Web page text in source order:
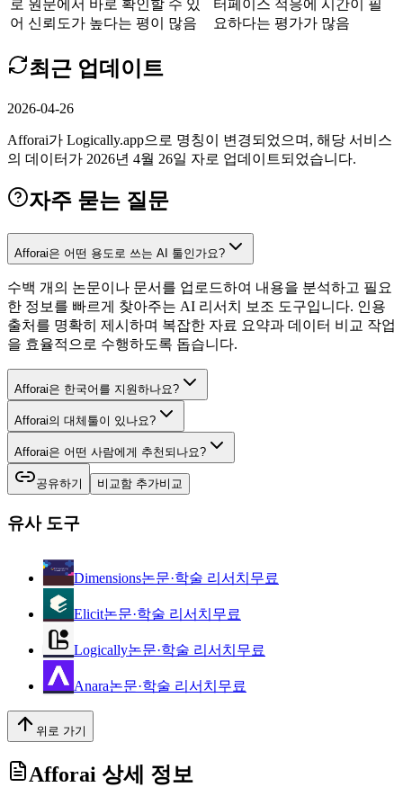
로 원문에서 바로 확인할 수 있
어 신뢰도가 높다는 평이 많음
터페이스 적응에 시간이 필
요하다는 평가가 많음
최근 업데이트
2026-04-26
Afforai가 Logically.app으로 명칭이 변경되었으며, 해당 서비스
의 데이터가 2026년 4월 26일 자로 업데이트되었습니다.
자주 묻는 질문
Afforai은 어떤 용도로 쓰는 AI 툴인가요?
수백 개의 논문이나 문서를 업로드하여 내용을 분석하고 필요
한 정보를 빠르게 찾아주는 AI 리서치 보조 도구입니다. 인용
출처를 명확히 제시하며 복잡한 자료 요약과 데이터 비교 작업
을 효율적으로 수행하도록 돕습니다.
Afforai은 한국어를 지원하나요?
Afforai의 대체툴이 있나요?
Afforai은 어떤 사람에게 추천되나요?
공유하기 비교함 추가비교
유사 도구
Dimensions논문·학술 리서치 무료
Elicit논문·학술 리서치 무료
Logically논문·학술 리서치 무료
Anara논문·학술 리서치 무료
위로 가기
Afforai 상세 정보